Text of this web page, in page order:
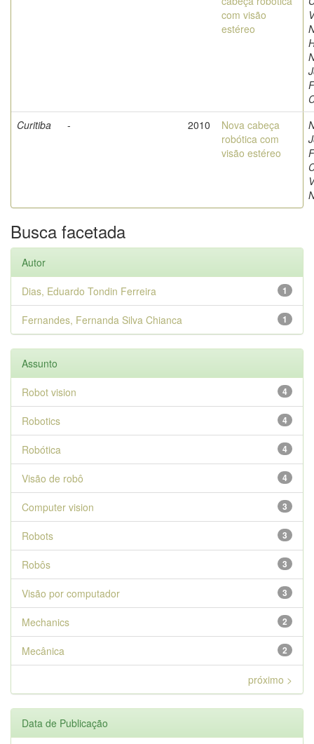
com visão
estéreo
Curitiba
- 2010
Nova cabeça
robótica com
visão estéreo
Busca facetada
Autor
1
Dias, Eduardo Tondin Ferreira
1
Fernandes, Fernanda Silva Chianca
Assunto
4
Robot vision
4
Robotics
4
Robótica
4
Visão de robô
3
Computer vision
3
Robots
3
Robôs
3
Visão por computador
2
Mechanics
2
Mecânica
próximo >
Data de Publicação